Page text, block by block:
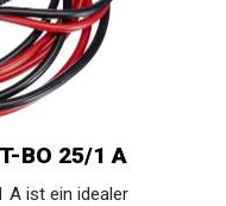
BO 25/1 A
A ist ein idealer